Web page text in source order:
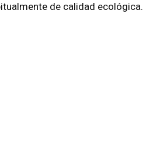
de calidad ecológica.